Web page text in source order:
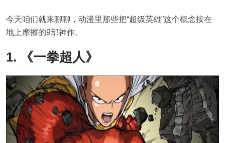
今天咱们就来聊聊，动漫里那些把“超级英雄”这个概念按在
地上摩擦的9部神作。
1. 《一拳超人》